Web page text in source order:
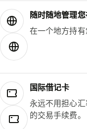
随时随地管理您
在一个地方持有
国际借记卡
永远不用担心
的交易手续费。